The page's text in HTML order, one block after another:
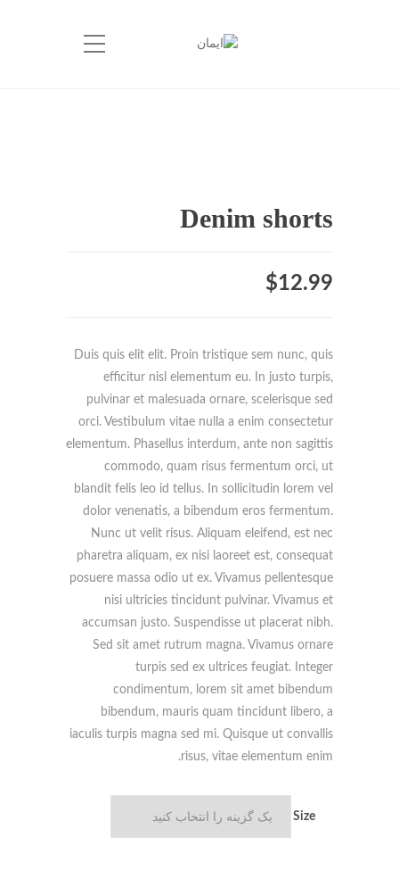
Denim shorts
$12.99
Duis quis elit elit. Proin tristique sem nunc, quis
efficitur nisl elementum eu. In justo turpis,
pulvinar et malesuada ornare, scelerisque sed
orci. Vestibulum vitae nulla a enim consectetur
elementum. Phasellus interdum, ante non sagittis
commodo, quam risus fermentum orci, ut
blandit felis leo id tellus. In sollicitudin lorem vel
dolor venenatis, a bibendum eros fermentum.
Nunc ut velit risus. Aliquam eleifend, est nec
pharetra aliquam, ex nisi laoreet est, consequat
posuere massa odio ut ex. Vivamus pellentesque
nisi ultricies tincidunt pulvinar. Vivamus et
accumsan justo. Suspendisse ut placerat nibh.
Sed sit amet rutrum magna. Vivamus ornare
turpis sed ex ultrices feugiat. Integer
condimentum, lorem sit amet bibendum
bibendum, mauris quam tincidunt libero, a
iaculis turpis magna sed mi. Quisque ut convallis
risus, vitae elementum enim.
Size